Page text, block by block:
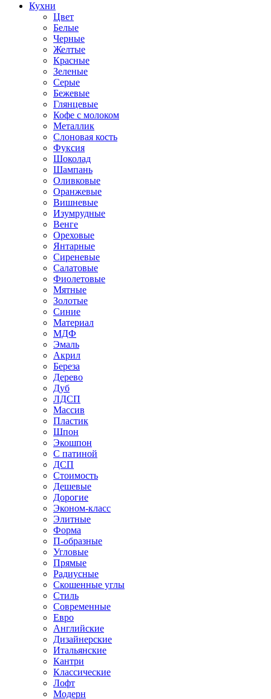
Кухни
Цвет
Белые
Черные
Желтые
Красные
Зеленые
Серые
Бежевые
Глянцевые
Кофе с молоком
Металлик
Слоновая кость
Фуксия
Шоколад
Шампань
Оливковые
Оранжевые
Вишневые
Изумрудные
Венге
Ореховые
Янтарные
Сиреневые
Салатовые
Фиолетовые
Мятные
Золотые
Синие
Материал
МДФ
Эмаль
Акрил
Береза
Дерево
Дуб
ЛДСП
Массив
Пластик
Шпон
Экошпон
С патиной
ДСП
Стоимость
Дешевые
Дорогие
Эконом-класс
Элитные
Форма
П-образные
Угловые
Прямые
Радиусные
Скошенные углы
Стиль
Современные
Евро
Английские
Дизайнерские
Итальянские
Кантри
Классические
Лофт
Модерн